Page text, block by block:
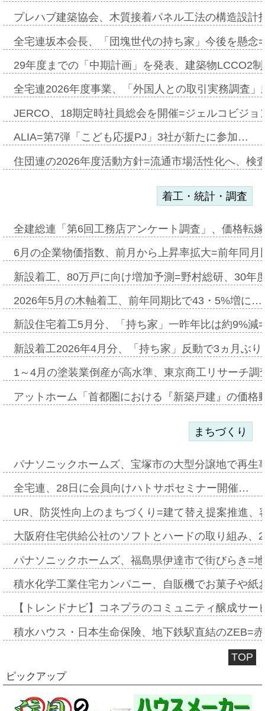
プレハブ建築協会、木質接着パネル工法の構造設
全宅連坂本会長、「団塊世代の持ち家」今後を懸
29年度までの「中期計画」を発表、建築物LCCO2
全宅連2026年度事業、「外国人との取引実務調査
JERCO、18期定時社員総会を開催=ジェルコビジ
ALIA=第7弾「こども応援PJ」3社が新たに参加…
住団連の2026年度活動方針=流通市場活性化へ、検
着工・統計・調査
全建総連「第6回工務店アンケート調査」、価格転
6月の企業物価指数、前月から上昇率拡大=前年同
新設着工、80万戸に向け増加予測=野村総研、30年
2026年5月の木軸着工、前年同期比で43・5%増に…
新設住宅着工5月分、「持ち家」一昨年比は約9%
新設着工2026年4月分、「持ち家」反動で3ヵ月ぶ
1～4月の塗装業倒産が高水準、東京商工リサーチ
アットホーム「首都圏における『新築戸建』の価
まちづくり
パナソニックホームズ、宝塚市の大型分譲地で再
全宅連、28日に会員向けハトサポセミナー開催…
UR、防災性向上のまちづくり=建て替え提案推進
大阪府住宅供給公社のソフトとハードの取り組み
パナソニックホームズ、福島県伊達市で街びらき=
積水化学工業住宅カンパニー、自販機でお菓子や
【トレンドナビ】コネプラのコミュニティ醸成サ
積水ハウス・日本生命保険、地下鉄駅直結のZEB=
TOP
ピックアップ